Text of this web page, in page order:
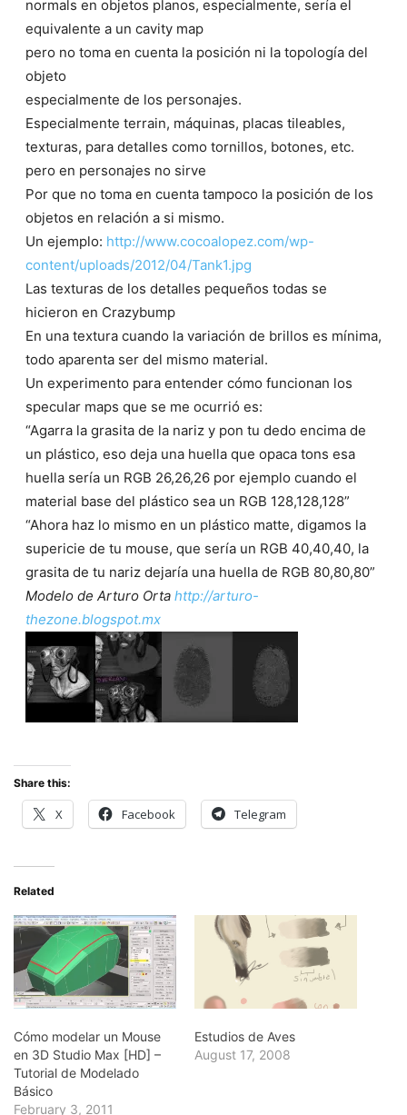
normals en objetos planos, especialmente, sería el
equivalente a un cavity map
pero no toma en cuenta la posición ni la topología del
objeto
especialmente de los personajes.
Especialmente terrain, máquinas, placas tileables,
texturas, para detalles como tornillos, botones, etc.
pero en personajes no sirve
Por que no toma en cuenta tampoco la posición de los
objetos en relación a si mismo.
Un ejemplo: http://www.cocoalopez.com/wp-
content/uploads/2012/04/Tank1.jpg
Las texturas de los detalles pequeños todas se
hicieron en Crazybump
En una textura cuando la variación de brillos es mínima,
todo aparenta ser del mismo material.
Un experimento para entender cómo funcionan los
specular maps que se me ocurrió es:
“Agarra la grasita de la nariz y pon tu dedo encima de
un plástico, eso deja una huella que opaca tons esa
huella sería un RGB 26,26,26 por ejemplo cuando el
material base del plástico sea un RGB 128,128,128”
“Ahora haz lo mismo en un plástico matte, digamos la
supericie de tu mouse, que sería un RGB 40,40,40, la
grasita de tu nariz dejaría una huella de RGB 80,80,80”
Modelo de Arturo Orta http://arturo-
thezone.blogspot.mx
Share this:
X Facebook Telegram
Related
Cómo modelar un Mouse
en 3D Studio Max [HD] –
Tutorial de Modelado
Básico
February 3, 2011
Estudios de Aves
August 17, 2008